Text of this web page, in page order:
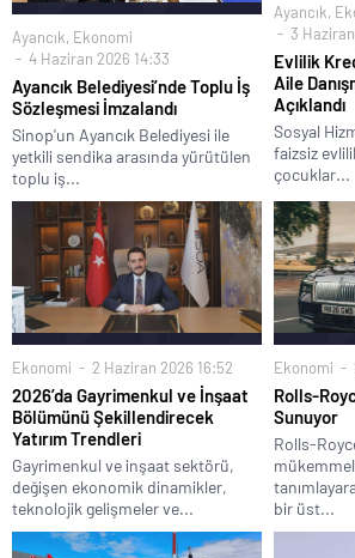
Ayancık, Ekonomi
4 Haziran 2026 14:33
Ayancık Belediyesi’nde Toplu İş
Sözleşmesi İmzalandı
Sinop'un Ayancık Belediyesi ile
yetkili sendika arasında yürütülen
toplu iş...
Ayancık,
3
Evlilik
Aile
Açıklandı
Sosyal
faizsiz
çocuklar...
Ekonomi 2 Haziran 2026 16:52
2026’da Gayrimenkul ve İnşaat
Bölümünü Şekillendirecek
Yatırım Trendleri
Gayrimenkul ve inşaat sektörü,
değişen ekonomik dinamikler,
teknolojik gelişmeler ve...
Ekonomi
Rolls-
Sunuyor
Rolls-
bir üst...